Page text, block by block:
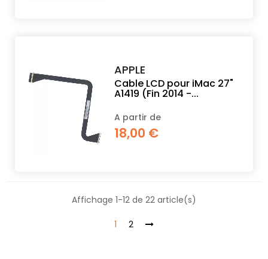
APPLE
Cable LCD pour iMac 27"
A1419 (Fin 2014 -...
A partir de
18,00 €
Affichage 1-12 de 22 article(s)
1 2